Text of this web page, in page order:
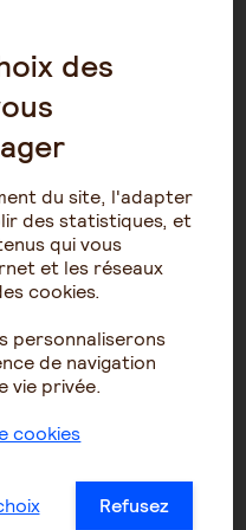
proche ? Peut-il se voir
Code de l’action sociale et
de façon complexe
l’âge du proche et du lien
première mesure
des
du site, l'adapter
des statistiques, et
qui vous
et les réseaux
cookies.
personnaliserons
de navigation
vie privée.
cookies
Refusez